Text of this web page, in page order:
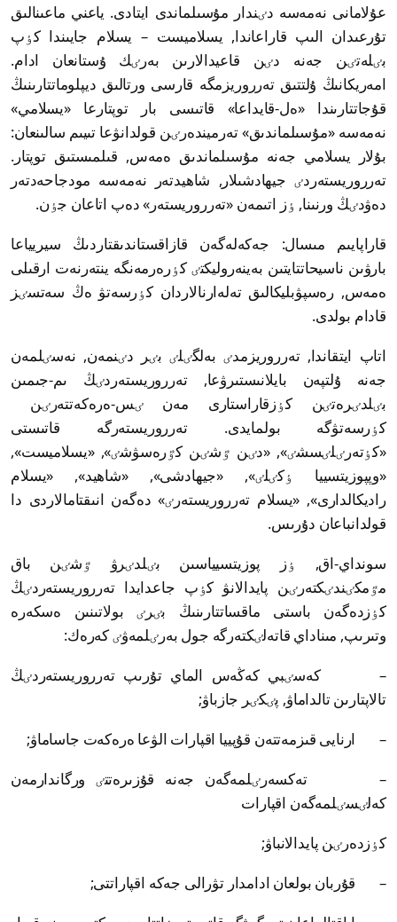
عۇلامانى نەمەسە دٸندار مۇسىلماندى ايتادى. ياعني ماعىنالىق
تۇرعىدان الىپ قاراعاندا, يسلاميست – يسلام جايىندا كٶپ
بٸلەتٸن جەنە دٸن قاعيدالارىن بەرٸك ۇستانعان ادام.
امەريكانىڭ ۇلتتىق تەرروريزمگە قارسى ورتالىق ديپلوماتتارىنىڭ
قۇجاتتارىندا «ەل-قايداعا» قاتىسى بار توپتارعا «يسلامي»
نەمەسە «مۇسىلماندىق» تەرميندەرٸن قولدانۋعا تىيىم سالىنعان:
بۇلار يسلامي جەنە مۇسىلماندىق ەمەس, قىلمىستىق توپتار.
تەرروريستەردٸ جيھادشىلار, شاھيدتەر نەمەسە مودجاحەدتەر
دەۋدٸڭ ورنىنا, ٶز اتىمەن «تەرروريستەر» دەپ اتاعان جٶن.
قاراپايىم مىسال: جەكەلەگەن قازاقستاندىقتاردىڭ سيريياعا
بارۋىن ناسيحاتتايتىن بەينەروليكتٸ كٶرەرمەنگە ينتەرنەت ارقىلى
ەمەس, رەسپۋبليكالىق تەلەارنالاردان كٶرسەتۋ ەڭ سەتسٸز
قادام بولدى.
اتاپ ايتقاندا, تەرروريزمدٸ بەلگٸلٸ بٸر دٸنمەن, نەسٸلمەن
جەنە ۇلتپەن بايلانىستىرۋعا, تەرروريستەردٸڭ ىم-جىمىن
بٸلدٸرەتٸن كٶزقاراستارى مەن ٸس-ەرەكەتتەرٸن
كٶرسەتۋگە بولمايدى. تەرروريستەرگە قاتىستى
«كٶتەرٸلٸسشٸ», «دٸن ٷشٸن كٷرەسۋشٸ», «يسلاميست»,
«وپپوزيتسييا ٶكٸلٸ», «جيھادشى», «شاھيد», «يسلام
راديكالدارى», «يسلام تەرروريستەرٸ» دەگەن انىقتامالاردى دا
قولدانباعان دۇرىس.
سونداي-اق, ٶز پوزيتسيياسىن بٸلدٸرۋ ٷشٸن باق
مٷمكٸندٸكتەرٸن پايدالانۋ كٶپ جاعدايدا تەرروريستەردٸڭ
كٶزدەگەن باستى ماقساتتارىنىڭ بٸرٸ بولاتىنىن ەسكەرە
وتىرىپ, مىناداي قاتەلٸكتەرگە جول بەرٸلمەۋٸ كەرەك:
– كەسٸبي كەڭەس الماي تۇرىپ تەرروريستەردٸڭ
تالاپتارىن تالداماۋ, پٸكٸر جازباۋ;
– ارنايى قىزمەتتەن قۇپييا اقپارات الۋعا ەرەكەت جاساماۋ;
– تەكسەرٸلمەگەن جەنە قۇزىرەتتٸ ورگاندارمەن
كەلٸسٸلمەگەن اقپارات
كٶزدەرٸن پايدالانباۋ;
– قۇربان بولعان ادامدار تۋرالى جەكە اقپاراتتى;